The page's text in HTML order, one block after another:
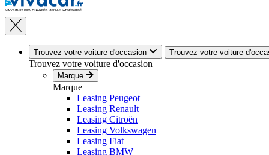
Trouvez votre voiture d'occasion Trouvez votre voiture
Trouvez votre voiture d'occasion
Marque
Marque
Leasing Peugeot
Leasing Renault
Leasing Citroën
Leasing Volkswagen
Leasing Fiat
Leasing BMW